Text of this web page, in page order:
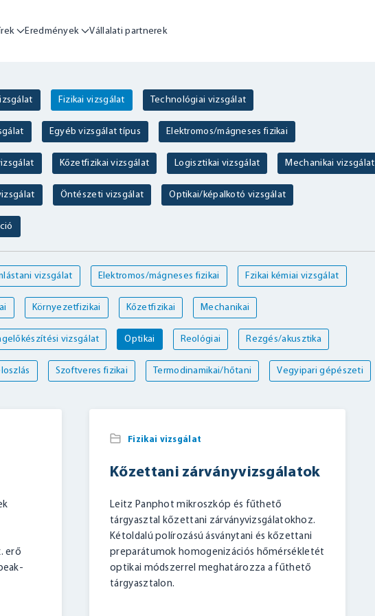
Eredmények Vállalati partnerek
Fizikai vizsgálat Technológiai vizsgálat
Egyéb vizsgálat típus Elektromos/mágneses fizikai
Kőzetfizikai vizsgálat Logisztikai vizsgálat Mechanikai vizsgálat
Öntészeti vizsgálat Optikai/képalkotó vizsgálat
vizsgálat Elektromos/mágneses fizikai Fzikai kémiai vizsgálat
Környezetfizikai Kőzetfizikai Mechanikai
vizsgálat Optikai Reológiai Rezgés/akusztika
Szoftveres fizikai Termodinamikai/hőtani Vegyipari gépészeti
erő
Fizikai vizsgálat
Kőzettani zárványvizsgálatok
Leitz Panphot mikroszkóp és fűthető
tárgyasztal kőzettani zárványvizsgálatokhoz.
Kétoldalú polírozású ásványtani és kőzettani
preparátumok homogenizációs hőmérsékletét
optikai módszerrel meghatározza a fűthető
tárgyasztalon.